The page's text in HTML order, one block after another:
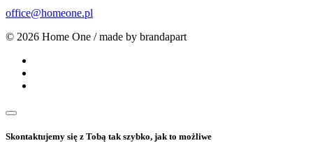
office@homeone.pl
© 2026 Home One / made by brandapart
Skontaktujemy się z Tobą tak szybko, jak to możliwe